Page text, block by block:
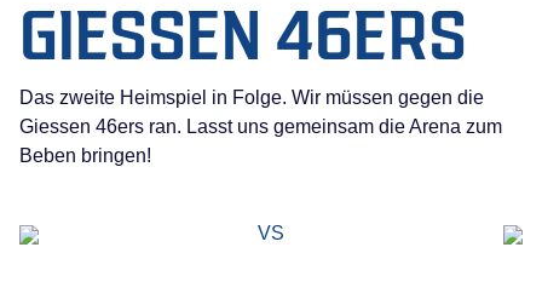
GIESSEN 46ERS
Das zweite Heimspiel in Folge. Wir müssen gegen die
Giessen 46ers ran. Lasst uns gemeinsam die Arena zum
Beben bringen!
VS